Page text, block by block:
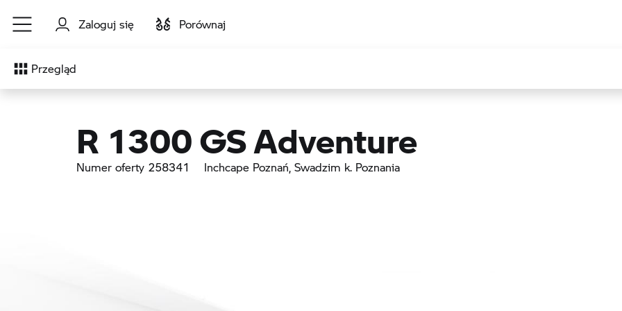
Przejdź do głównej treści
Zaloguj się Porównaj
Przegląd
R 1300 GS Adventure
Numer oferty 258341 Inchcape Poznań, Swadzim k. Poznania